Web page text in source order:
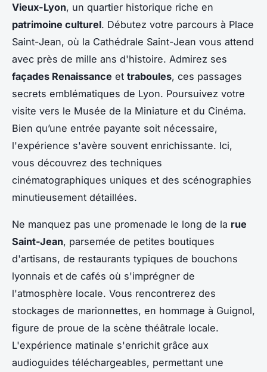
Vieux-Lyon, un quartier historique riche en
patrimoine culturel. Débutez votre parcours à Place
Saint-Jean, où la Cathédrale Saint-Jean vous attend
avec près de mille ans d'histoire. Admirez ses
façades Renaissance et traboules, ces passages
secrets emblématiques de Lyon. Poursuivez votre
visite vers le Musée de la Miniature et du Cinéma.
Bien qu’une entrée payante soit nécessaire,
l'expérience s'avère souvent enrichissante. Ici,
vous découvrez des techniques
cinématographiques uniques et des scénographies
minutieusement détaillées.
Ne manquez pas une promenade le long de la rue
Saint-Jean, parsemée de petites boutiques
d'artisans, de restaurants typiques de bouchons
lyonnais et de cafés où s'imprégner de
l'atmosphère locale. Vous rencontrerez des
stockages de marionnettes, en hommage à Guignol,
figure de proue de la scène théâtrale locale.
L'expérience matinale s'enrichit grâce aux
audioguides téléchargeables, permettant une